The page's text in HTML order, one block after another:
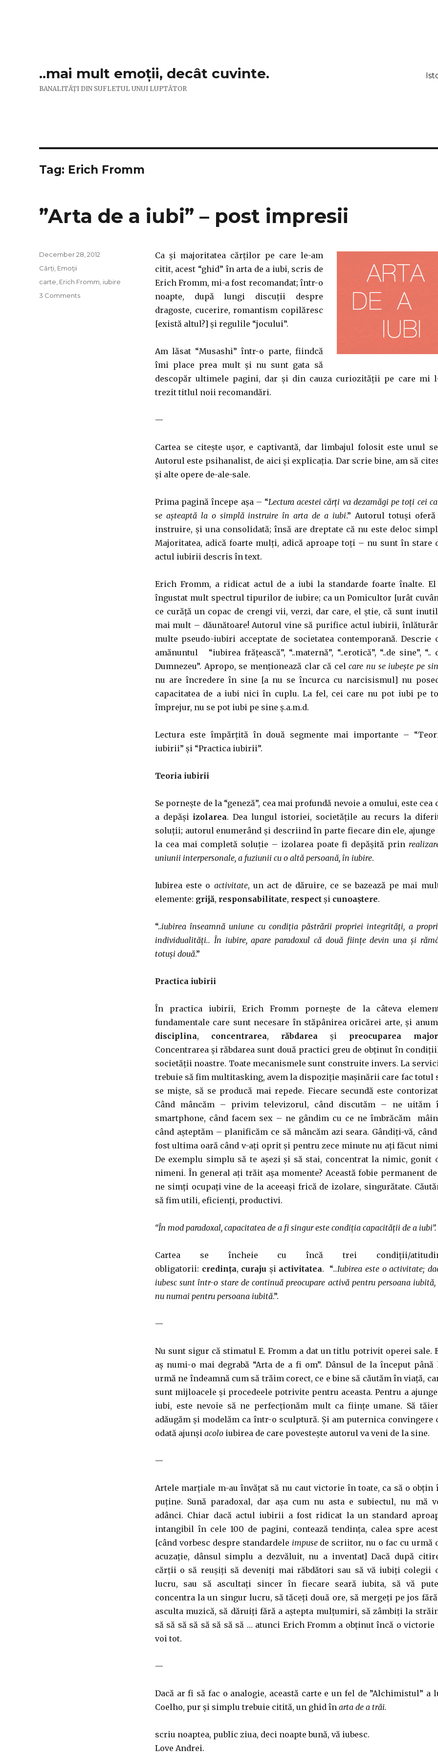
..mai mult emoții, decât cuvinte.
BANALITĂȚI DIN SUFLETUL UNUI LUPTĂTOR
Tag: Erich Fromm
”Arta de a iubi” – post impresii
Ca și majoritatea cărților pe care le-am
citit, acest “ghid” în arta de a iubi, scris de
Erich Fromm, mi-a fost recomandat; într-o
noapte, după lungi discuții despre
dragoste, cucerire, romantism copilăresc
[există altul?] și regulile “jocului”.
Am lăsat “Musashi” într-o parte, fiindcă
îmi place prea mult și nu sunt gata să
descopăr ultimele pagini, dar și din cauza curiozității pe care mi
trezit titlul noii recomandări.
—
Cartea se citește ușor, e captivantă, dar limbajul folosit este unul
Autorul este psihanalist, de aici și explicația. Dar scrie bine, am să
și alte opere de-ale-sale.
Prima pagină începe așa – “Lectura acestei cărți va dezamăgi pe toți cei
se așteaptă la o simplă instruire în arta de a iubi.” Autorul totuși oferă
instruire, și una consolidată; însă are dreptate că nu este deloc
Majoritatea, adică foarte mulți, adică aproape toți – nu sunt în stare
actul iubirii descris în text.
Erich Fromm, a ridicat actul de a iubi la standarde foarte înalte. El
îngustat mult spectrul tipurilor de iubire; ca un Pomicultor [urât
ce curăță un copac de crengi vii, verzi, dar care, el știe, că sunt
mai mult – dăunătoare! Autorul vine să purifice actul iubirii,
multe pseudo-iubiri acceptate de societatea contemporană. Descrie
amănuntul “iubirea frățească”, “..maternă”, “..erotică”, “..de sine”, “..
Dumnezeu”. Apropo, se menționează clar că celcare nu se iubește pe
nu are încredere în sine [a nu se încurca cu narcisismul] nu
capacitatea de a iubi nici în cuplu. La fel, cei care nu pot iubi pe
împrejur, nu se pot iubi pe sine ș.a.m.d.
Lectura este împărțită în două segmente mai importante –
iubirii” și “Practica iubirii”.
Teoria iubirii
Se pornește de la “geneză”, cea mai profundă nevoie a omului, este cea
a depăși izolarea. Dea lungul istoriei, societățile au recurs la
soluții; autorul enumerând și descriind în parte fiecare din ele, ajunge
la cea mai completă soluție – izolarea poate fi depășită prin
uniunii interpersonale, a fuziunii cu o altă persoană, în iubire.
Iubirea este o activitate, un act de dăruire, ce se bazează pe mai
elemente: grijă, responsabilitate, respectși cunoaștere.
“..iubirea înseamnă uniune cu condiția păstrării propriei integrități, a
individualități.. În iubire, apare paradoxul că două ființe devin una și
totuși două.”
Practica iubirii
În practica iubirii, Erich Fromm pornește de la câteva
fundamentale care sunt necesare în stăpânirea oricărei arte, și
disciplina, concentrarea, răbdarea și preocuparea
Concentrarea și răbdarea sunt două practici greu de obținut în
societății noastre. Toate mecanismele sunt construite invers. La
trebuie să fim multitasking, avem la dispoziție mașinării care fac totul
se miște, să se producă mai repede. Fiecare secundă este
Când mâncăm – privim televizorul, când discutăm – ne uităm
smartphone, când facem sex – ne gândim cu ce ne îmbrăcăm
când așteptăm – planificăm ce să mâncăm azi seara. Gândiți-vă,
fost ultima oară când v-ați oprit și pentru zece minute nu ați făcut
De exemplu simplu să te așezi și să stai, concentrat la nimic, gonit
nimeni. În general ați trăit așa momente? Această fobie permanent
ne simți ocupați vine de la aceeași frică de izolare, singurătate.
să fim utili, eficienți, productivi.
“În mod paradoxal, capacitatea de a fi singur este condiția capacității de a iubi”.
Cartea se încheie cu încă trei condiții/
obligatorii: credința, curaju și activitatea. “..Iubirea este o activitate;
iubesc sunt într-o stare de continuă preocupare activă pentru persoana iubită,
nu numai pentru persoana iubită.”.
—
Nu sunt sigur că stimatul E. Fromm a dat un titlu potrivit operei sale.
aș numi-o mai degrabă “Arta de a fi om”. Dânsul de la început până
urmă ne îndeamnă cum să trăim corect, ce e bine să căutăm în viață,
sunt mijloacele și procedeele potrivite pentru aceasta. Pentru a
iubi, este nevoie să ne perfecționăm mult ca ființe umane. Să
adăugăm și modelăm ca într-o sculptură. Și am puternica convingere
odată ajunși acolo iubirea de care povestește autorul va veni de la sine.
—
Artele marțiale m-au învățat să nu caut victorie în toate, ca să o obțin
puține. Sună paradoxal, dar așa cum nu asta e subiectul, nu mă
adânci. Chiar dacă actul iubirii a fost ridicat la un standard
intangibil în cele 100 de pagini, contează tendința, calea spre
[când vorbesc despre standardele impuse de scriitor, nu o fac cu urmă
acuzație, dânsul simplu a dezvăluit, nu a inventat] Dacă după
cărții o să reușiți să deveniți mai răbdători sau să vă iubiți colegii
lucru, sau să ascultați sincer în fiecare seară iubita, să vă
concentra la un singur lucru, să tăceți două ore, să mergeți pe jos
asculta muzică, să dăruiți fără a aștepta mulțumiri, să zâmbiți la
să să să să să să să să … atunci Erich Fromm a obținut încă o victorie
voi tot.
—
Dacă ar fi să fac o analogie, această carte e un fel de ”Alchimistul” a
Coelho, pur și simplu trebuie citită, un ghid în arta de a trăi.
scriu noaptea, public ziua, deci noapte bună, vă iubesc.
Love Andrei.
Posted
on
December 28, 2012
Categories
Cărți Emoţii
Tags
carte Erich Fromm iubire
3 Commentson